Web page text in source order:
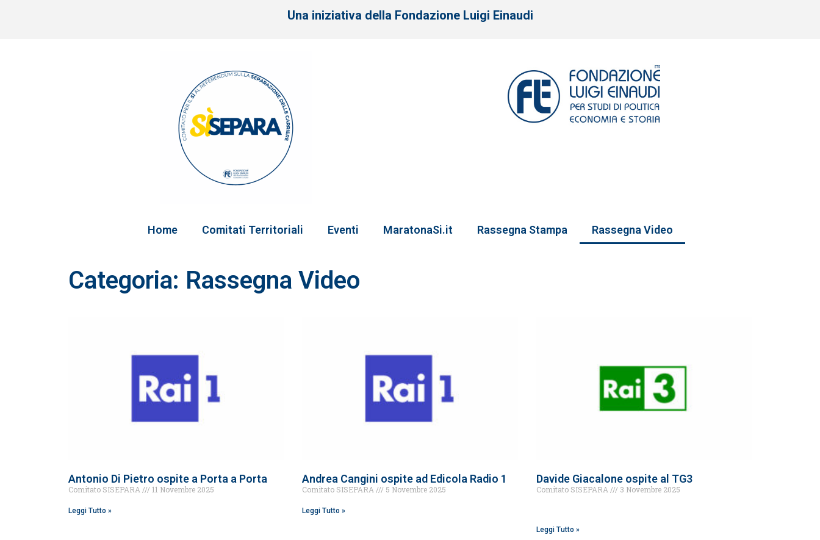
Una iniziativa della Fondazione Luigi Einaudi
Home Comitati Territoriali Eventi MaratonaSi.it Rassegna Stampa Rassegna Video
Categoria: Rassegna Video
Antonio Di Pietro ospite a Porta a Porta
Comitato SISEPARA 11 Novembre 2025
Leggi Tutto »
Andrea Cangini ospite ad Edicola Radio 1
Comitato SISEPARA 5 Novembre 2025
Leggi Tutto »
Davide Giacalone ospite al TG3
Comitato SISEPARA 3 Novembre 2025
Leggi Tutto »